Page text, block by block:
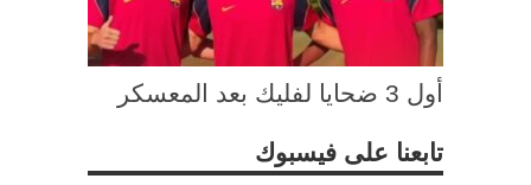
أول 3 ضحايا لفليك بعد المعسكر
تابعنا على فيسبوك